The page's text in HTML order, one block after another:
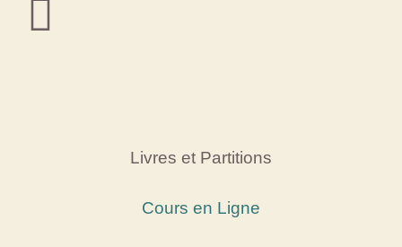
Livres et Partitions
Cours en Ligne